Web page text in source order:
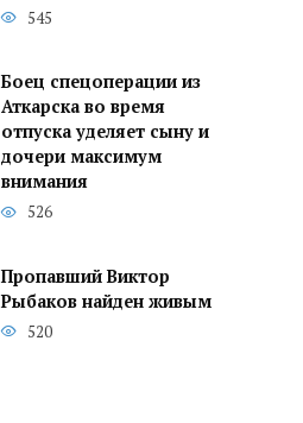
545
Боец спецоперации из
Аткарска во время
отпуска уделяет сыну и
дочери максимум
внимания
526
Пропавший Виктор
Рыбаков найден живым
520